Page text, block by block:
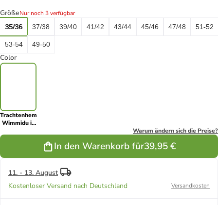
GrößeNur noch 3 verfügbar
35/36
37/38 39/40 41/42 43/44 45/46 47/48 51-52
53-54 49-50
Color
Trachtenhemd
Wimmidu in
Warum ändern sich die Preise?
In den Warenkorb für39,95 €
11. - 13. August
Kostenloser Versand nach Deutschland
Versandkosten